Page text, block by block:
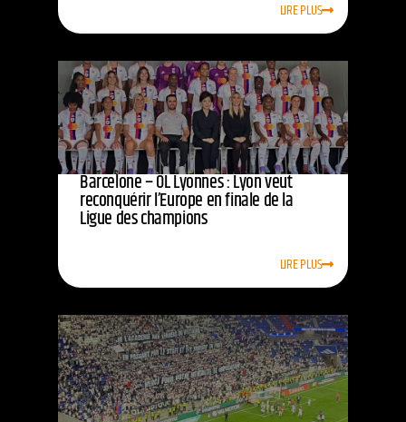
LIRE PLUS
Barcelone – OL Lyonnes : Lyon veut
reconquérir l’Europe en finale de la
Ligue des champions
LIRE PLUS